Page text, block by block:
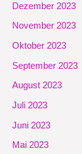
Dezember 2023
November 2023
Oktober 2023
September 2023
August 2023
Juli 2023
Juni 2023
Mai 2023